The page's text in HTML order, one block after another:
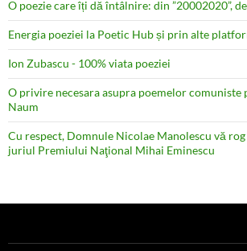
O poezie care îți dă întâlnire: din ”20002020”,
Energia poeziei la Poetic Hub și prin alte
Ion Zubascu - 100% viata poeziei
O privire necesara asupra poemelor comuniste
Naum
Cu respect, Domnule Nicolae Manolescu vă
juriul Premiului Naţional Mihai Eminescu